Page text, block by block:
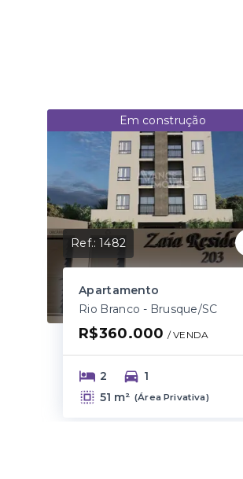
Em construção
Ref.:1482
Apartamento
Rio Branco - Brusque/SC
R$360.000 / VENDA
2
1
51 m² (Área Privativa)